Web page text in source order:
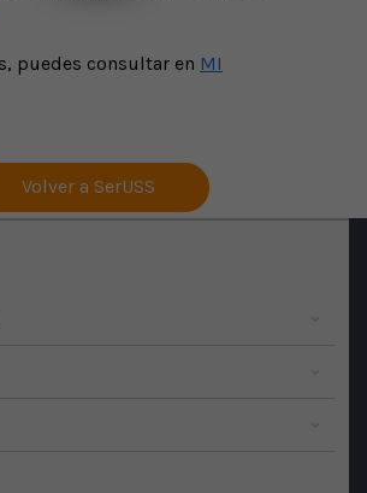
puedes consultar en MI
Volver a SerUSS